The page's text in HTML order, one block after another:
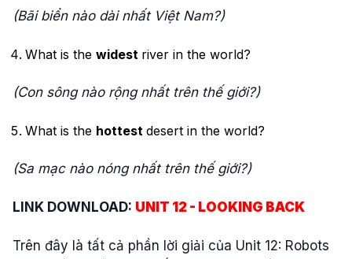
(Bãi biển nào dài nhất Việt Nam?)
What is the widest river in the world?
(Con sông nào rộng nhất trên thế giới?)
What is the hottest desert in the world?
(Sa mạc nào nóng nhất trên thế giới?)
LINK DOWNLOAD: UNIT 12 - LOOKING BACK
Trên đây là tất cả phần lời giải của Unit 12: Robots